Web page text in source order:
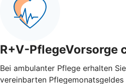
R+V-PflegeVorsorge
Bei ambulanter Pflege erhalten
vereinbarten